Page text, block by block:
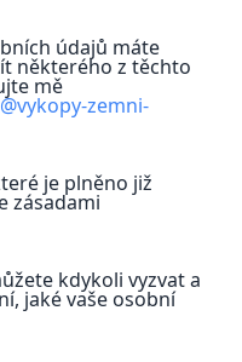
údajů máte
některého z těchto
mě
zemni-
je plněno již
zásadami
kdykoli vyzvat a
jaké vaše osobní